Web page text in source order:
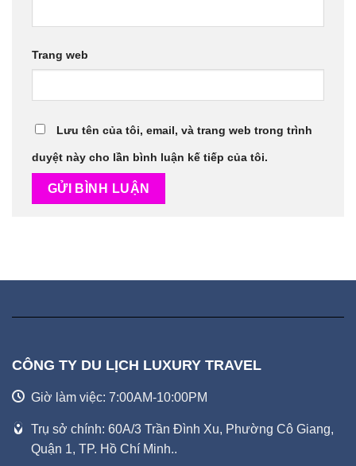
Trang web
Lưu tên của tôi, email, và trang web trong trình
duyệt này cho lần bình luận kế tiếp của tôi.
CÔNG TY DU LỊCH LUXURY TRAVEL
Giờ làm việc: 7:00AM-10:00PM
Trụ sở chính: 60A/3 Trần Đình Xu, Phường Cô Giang,
Quận 1, TP. Hồ Chí Minh..